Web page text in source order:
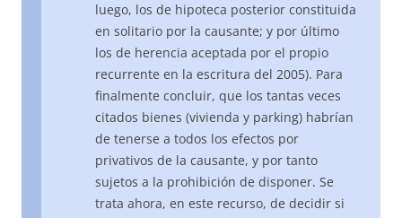
luego, los de hipoteca posterior constituida
en solitario por la causante; y por último
los de herencia aceptada por el propio
recurrente en la escritura del 2005). Para
finalmente concluir, que los tantas veces
citados bienes (vivienda y parking) habrían
de tenerse a todos los efectos por
privativos de la causante, y por tanto
sujetos a la prohibición de disponer. Se
trata ahora, en este recurso, de decidir si